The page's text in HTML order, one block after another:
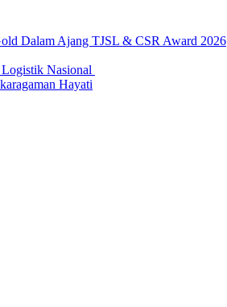
Dalam Ajang TJSL & CSR Award 2026
Nasional
Hayati